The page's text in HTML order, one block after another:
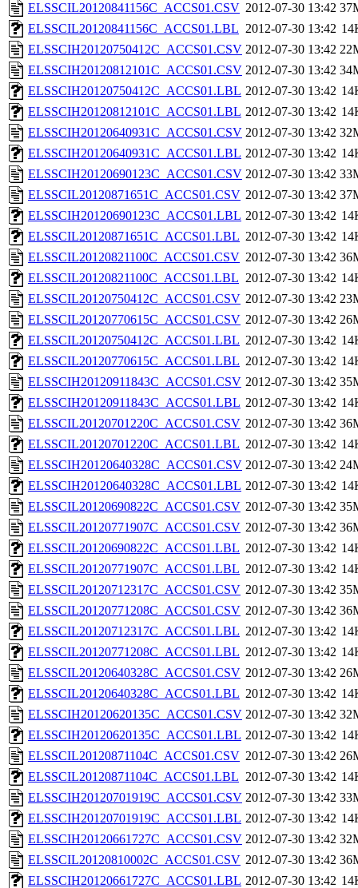
ELSSCIL20120841156C_ACCS01.CSV 2012-07-30 13:42
ELSSCIL20120841156C_ACCS01.LBL 2012-07-30 13:42
ELSSCIH20120750412C_ACCS01.CSV 2012-07-30 13:42
ELSSCIH20120812101C_ACCS01.CSV 2012-07-30 13:42
ELSSCIH20120750412C_ACCS01.LBL 2012-07-30 13:42
ELSSCIH20120812101C_ACCS01.LBL 2012-07-30 13:42
ELSSCIH20120640931C_ACCS01.CSV 2012-07-30 13:42
ELSSCIH20120640931C_ACCS01.LBL 2012-07-30 13:42
ELSSCIH20120690123C_ACCS01.CSV 2012-07-30 13:42
ELSSCIL20120871651C_ACCS01.CSV 2012-07-30 13:42
ELSSCIH20120690123C_ACCS01.LBL 2012-07-30 13:42
ELSSCIL20120871651C_ACCS01.LBL 2012-07-30 13:42
ELSSCIL20120821100C_ACCS01.CSV 2012-07-30 13:42
ELSSCIL20120821100C_ACCS01.LBL 2012-07-30 13:42
ELSSCIL20120750412C_ACCS01.CSV 2012-07-30 13:42
ELSSCIL20120770615C_ACCS01.CSV 2012-07-30 13:42
ELSSCIL20120750412C_ACCS01.LBL 2012-07-30 13:42
ELSSCIL20120770615C_ACCS01.LBL 2012-07-30 13:42
ELSSCIH20120911843C_ACCS01.CSV 2012-07-30 13:42
ELSSCIH20120911843C_ACCS01.LBL 2012-07-30 13:42
ELSSCIL20120701220C_ACCS01.CSV 2012-07-30 13:42
ELSSCIL20120701220C_ACCS01.LBL 2012-07-30 13:42
ELSSCIH20120640328C_ACCS01.CSV 2012-07-30 13:42
ELSSCIH20120640328C_ACCS01.LBL 2012-07-30 13:42
ELSSCIL20120690822C_ACCS01.CSV 2012-07-30 13:42
ELSSCIL20120771907C_ACCS01.CSV 2012-07-30 13:42
ELSSCIL20120690822C_ACCS01.LBL 2012-07-30 13:42
ELSSCIL20120771907C_ACCS01.LBL 2012-07-30 13:42
ELSSCIL20120712317C_ACCS01.CSV 2012-07-30 13:42
ELSSCIL20120771208C_ACCS01.CSV 2012-07-30 13:42
ELSSCIL20120712317C_ACCS01.LBL 2012-07-30 13:42
ELSSCIL20120771208C_ACCS01.LBL 2012-07-30 13:42
ELSSCIL20120640328C_ACCS01.CSV 2012-07-30 13:42
ELSSCIL20120640328C_ACCS01.LBL 2012-07-30 13:42
ELSSCIH20120620135C_ACCS01.CSV 2012-07-30 13:42
ELSSCIH20120620135C_ACCS01.LBL 2012-07-30 13:42
ELSSCIL20120871104C_ACCS01.CSV 2012-07-30 13:42
ELSSCIL20120871104C_ACCS01.LBL 2012-07-30 13:42
ELSSCIH20120701919C_ACCS01.CSV 2012-07-30 13:42
ELSSCIH20120701919C_ACCS01.LBL 2012-07-30 13:42
ELSSCIH20120661727C_ACCS01.CSV 2012-07-30 13:42
ELSSCIL20120810002C_ACCS01.CSV 2012-07-30 13:42
ELSSCIH20120661727C_ACCS01.LBL 2012-07-30 13:42